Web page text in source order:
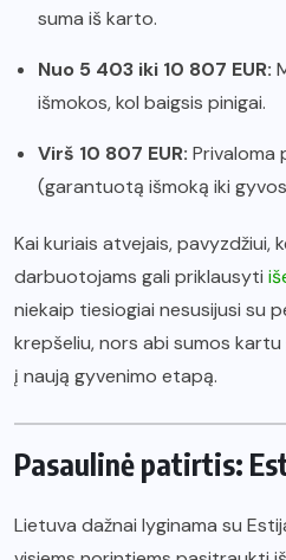
suma iš karto.
Nuo 5 403 iki 10 807 EUR:
išmokos, kol baigsis pinigai.
Virš 10 807 EUR: Privaloma
(garantuotą išmoką iki
Kai kuriais atvejais, pavyzdžiui,
darbuotojams gali priklausyti
niekaip tiesiogiai nesusijusi su
krepšeliu, nors abi sumos
į naują gyvenimo etapą.
Pasaulinė patirtis:
Lietuva dažnai lyginama su